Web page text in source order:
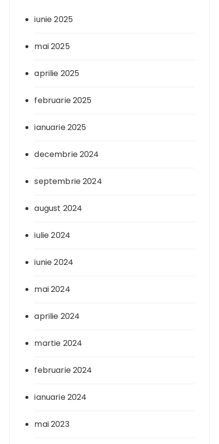
iunie 2025
mai 2025
aprilie 2025
februarie 2025
ianuarie 2025
decembrie 2024
septembrie 2024
august 2024
iulie 2024
iunie 2024
mai 2024
aprilie 2024
martie 2024
februarie 2024
ianuarie 2024
mai 2023